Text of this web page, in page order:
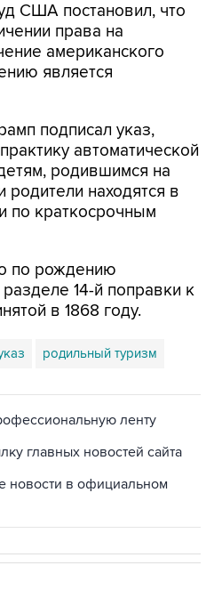
США постановил, что
права на
американского
является
подписал указ,
автоматической
родившимся на
находятся в
по краткосрочным
по рождению
14-й поправки к
в 1868 году.
родильный туризм
ленту
главных новостей сайта
новости в официальном